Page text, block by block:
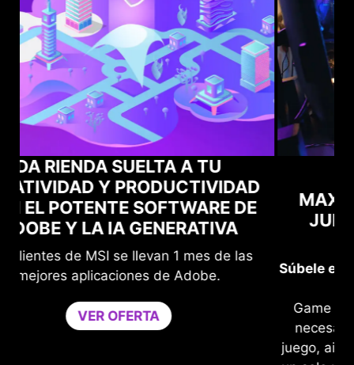
MAXIMIZA TU RENDIMIENTO EN
JUEGOS CON NORTON GAME
OPTIMIZER
Súbele el nivel de protección sin comprometer
Game Optimizer dedica la potencia del CPU
necesaria para un rendimiento óptimo en tu
juego, aislando las aplicaciones no esenciales a